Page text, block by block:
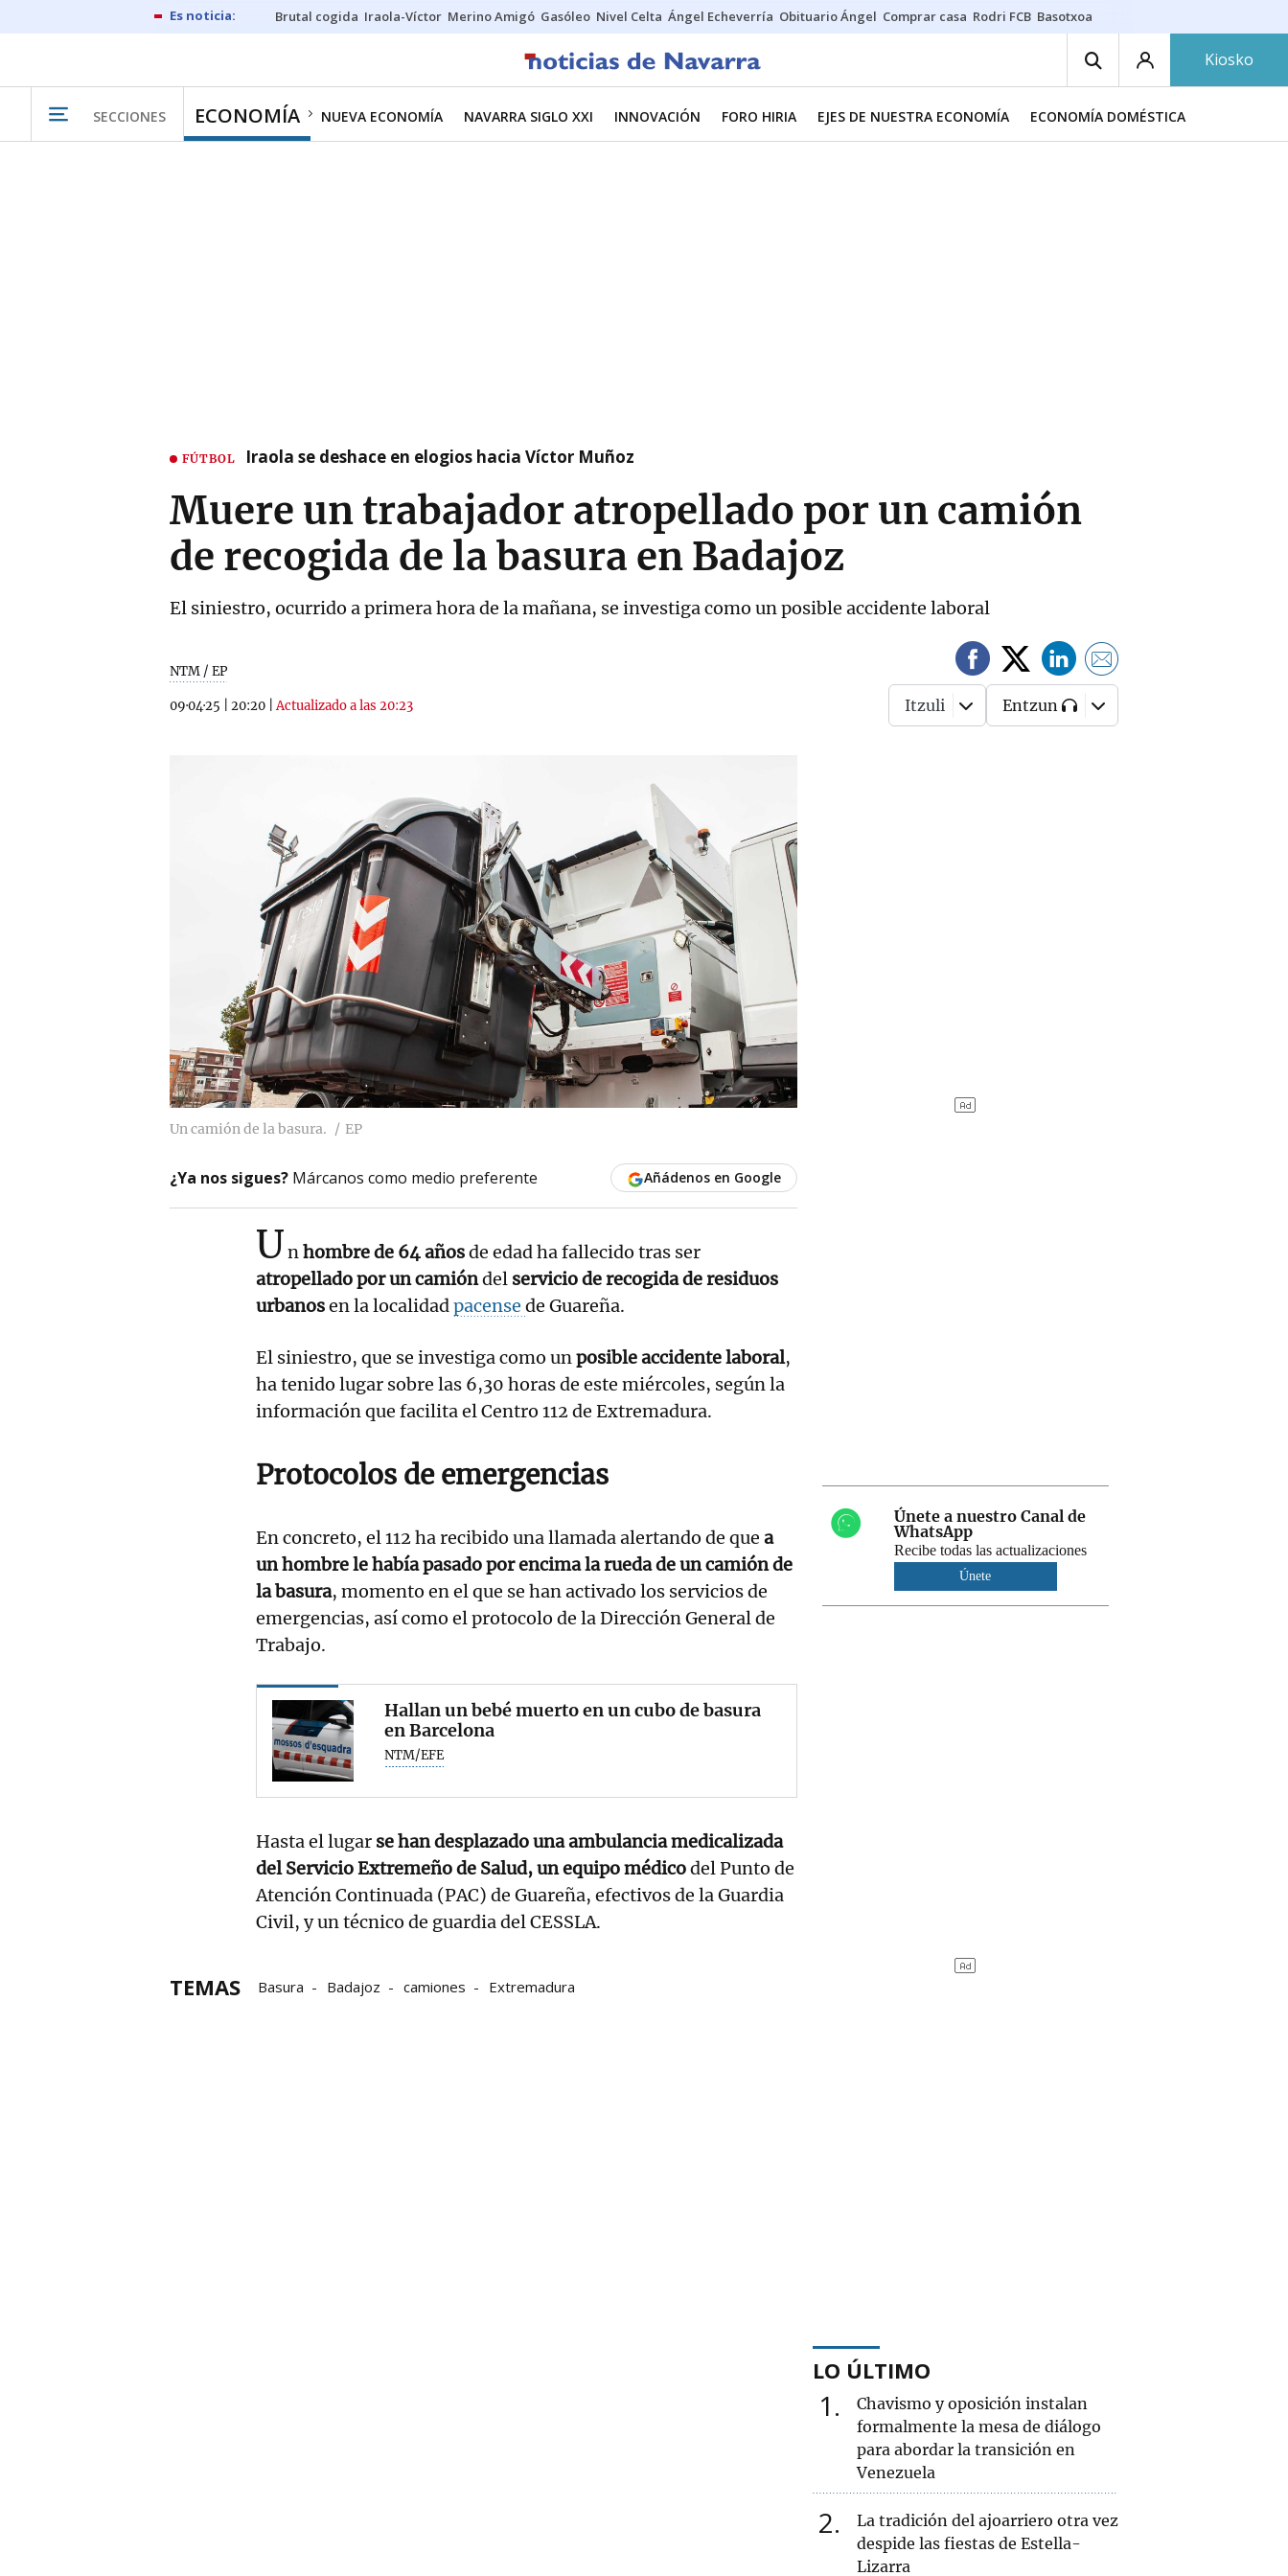
Brutal cogida Iraola-Víctor Merino Amigó Gasóleo Nivel Celta Ángel Echeverría Obituario Ángel Comprar casa Rodri FCB Basotxoa
Kiosko
SECCIONES ECONOMÍA NUEVA ECONOMÍA NAVARRA SIGLO XXI INNOVACIÓN FORO HIRIA EJES DE NUESTRA ECONOMÍA ECONOMÍA DOMÉSTICA
FÚTBOL Iraola se deshace en elogios hacia Víctor Muñoz
Muere un trabajador atropellado por un camión
de recogida de la basura en Badajoz
El siniestro, ocurrido a primera hora de la mañana, se investiga como un posible accidente laboral
NTM / EP
09·04·25 20:20 |Actualizado a las 20:23 Itzuli Entzun
Un camión de la basura. EP
¿Ya nos sigues? Márcanos como medio preferente Añádenos en Google
Unhombre de 64 añosde edad ha fallecido tras ser
atropellado por un camióndel servicio de recogida de residuos
urbanosen la localidadpacense de Guareña.
El siniestro, que se investiga como unposible accidente laboral,
ha tenido lugar sobre las 6,30 horas de este miércoles, según la
información que facilita el Centro 112 de Extremadura.
Protocolos de emergencias
En concreto, el 112 ha recibido una llamada alertando de que a
un hombre le había pasado por encima la rueda de un camión de
la basura, momento en el que se han activado los servicios de
emergencias, así como el protocolo de la Dirección General de
Trabajo.
Hallan un bebé muerto en un cubo de basura
en Barcelona
NTM/EFE
Hasta el lugar se han desplazado una ambulancia medicalizada
del Servicio Extremeño de Salud, un equipo médicodel Punto de
Atención Continuada (PAC) de Guareña, efectivos de la Guardia
Civil, y un técnico de guardia del CESSLA.
TEMAS Basura Badajoz camiones Extremadura
Únete a nuestro Canal de
WhatsApp
Recibe todas las actualizaciones
Únete
LO ÚLTIMO
1
Chavismo y oposición instalan
formalmente la mesa de diálogo
para abordar la transición en
Venezuela
2
La tradición del ajoarriero otra vez
despide las fiestas de Estella-
Lizarra